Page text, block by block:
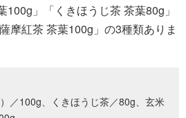
100g」「くきほうじ茶 茶葉80g」
摩紅茶 茶葉100g」の3種類ありま
／100g、くきほうじ茶／80g、玄米